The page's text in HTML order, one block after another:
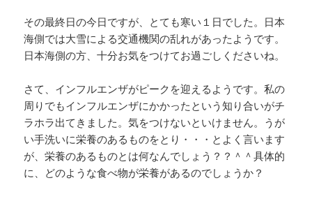
その最終日の今日ですが、とても寒い１日でした。日本
海側では大雪による交通機関の乱れがあったようです。
日本海側の方、十分お気をつけてお過ごしくださいね。
さて、インフルエンザがピークを迎えるようです。私の
周りでもインフルエンザにかかったという知り合いがチ
ラホラ出てきました。気をつけないといけません。うが
い手洗いに栄養のあるものをとり・・・とよく言います
が、栄養のあるものとは何なんでしょう？？＾＾具体的
に、どのような食べ物が栄養があるのでしょうか？